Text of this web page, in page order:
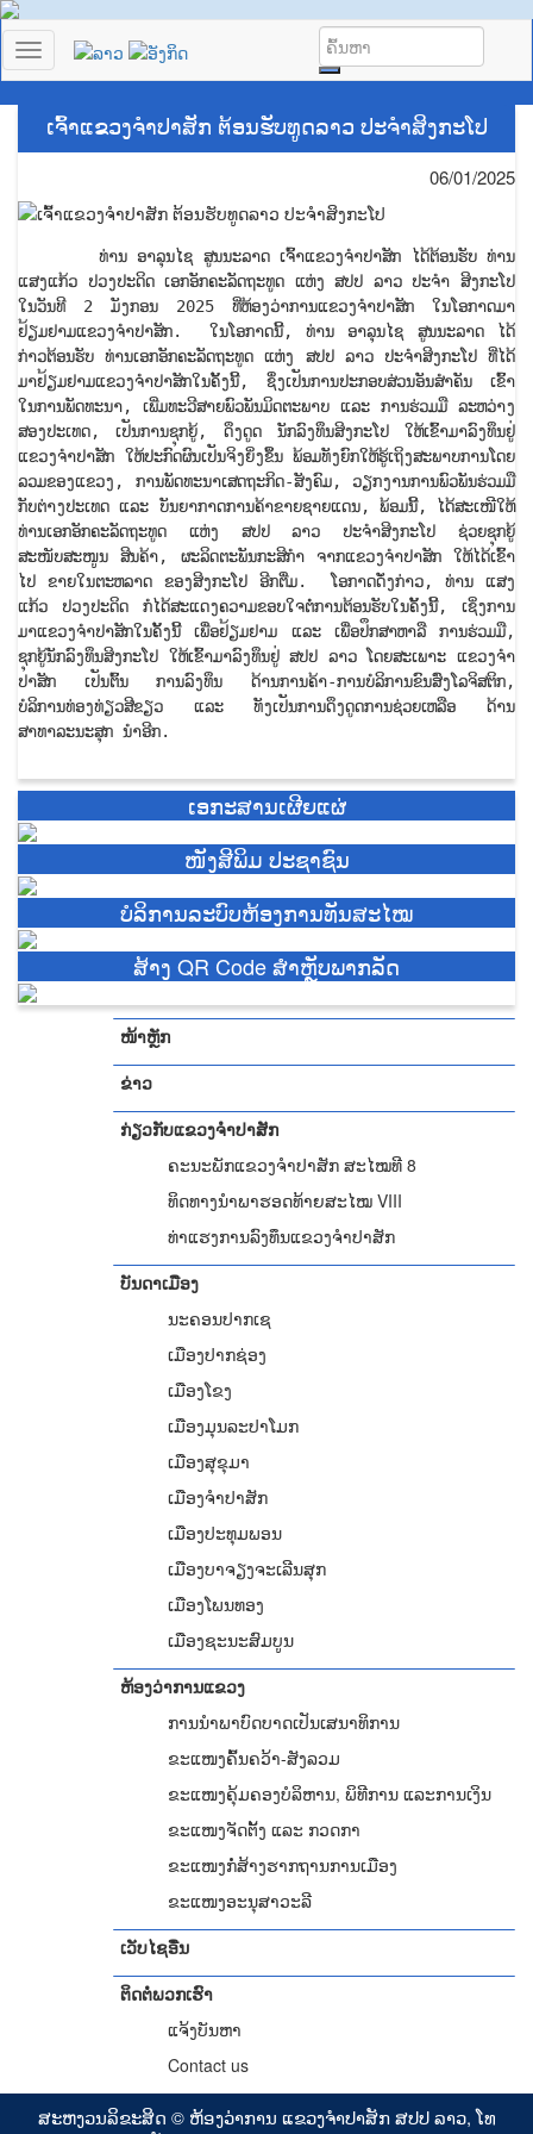
Toggle
navigation
ເຈົ້າແຂວງຈຳປາສັກ ຕ້ອນຮັບທູດລາວ ປະຈໍາສິງກະໂປ
06/01/2025
ທ່ານ ອາລຸນໄຊ ສູນນະລາດ ເຈົ້າແຂວງຈຳປາສັກ ໄດ້ຕ້ອນຮັບ ທ່ານ
ແສງແກ້ວ ປວງປະດິດ ເອກອັກຄະລັດຖະທູດ ແຫ່ງ ສປປ ລາວ ປະຈໍາ ສິງກະໂປ
ໃນວັນທີ 2 ມັງກອນ 2025 ທີ່ຫ້ອງວ່າການແຂວງຈຳປາສັກ ໃນໂອກາດມາ
ຢ້ຽມຢາມແຂວງຈຳປາສັກ. ໃນໂອກາດນີ້, ທ່ານ ອາລຸນໄຊ ສູນນະລາດ ໄດ້
ກ່າວຕ້ອນຮັບ ທ່ານເອກອັກຄະລັດຖະທູດ ແຫ່ງ ສປປ ລາວ ປະຈໍາສິງກະໂປ ທີ່ໄດ້
ມາຢ້ຽມຢາມແຂວງຈຳປາສັກໃນຄັ້ງນີ້, ຊຶ່ງເປັນການປະກອບສ່ວນອັນສຳຄັນ ເຂົ້າ
ໃນການພັດທະນາ, ເພີ່ມທະວີສາຍພົວພັນມິດຕະພາບ ແລະ ການຮ່ວມມື ລະຫວ່າງ
ສອງປະເທດ, ເປັນການຊຸກຍູ້, ດຶງດູດ ນັກລົງທຶນສິງກະໂປ ໃຫ້ເຂົ້າມາລົງທຶນຢູ່
ແຂວງຈຳປາສັກ ໃຫ້ປະກົດຜົນເປັນຈິງຍິ່ງຂຶ້ນ ພ້ອມທັງຍົກໃຫ້ຮູ້ເຖິງສະພາບການໂດຍ
ລວມຂອງແຂວງ, ການພັດທະນາເສດຖະກິດ-ສັງຄົມ, ວຽກງານການພົວພັນຮ່ວມມື
ກັບຕ່າງປະເທດ ແລະ ບັນຍາກາດການຄ້າຂາຍຊາຍແດນ, ພ້ອມນີ້, ໄດ້ສະເໜີໃຫ້
ທ່ານເອກອັກຄະລັດຖະທູດ ແຫ່ງ ສປປ ລາວ ປະຈໍາສິງກະໂປ ຊ່ວຍຊຸກຍູ້
ສະໜັບສະໜູນ ສິນຄ້າ, ຜະລິດຕະພັນກະສິກຳ ຈາກແຂວງຈຳປາສັກ ໃຫ້ໄດ້ເຂົ້າ
ໄປ ຂາຍໃນຕະຫລາດ ຂອງສິງກະໂປ ອີກຕື່ມ. ໂອກາດດັ່ງກ່າວ, ທ່ານ ແສງ
ແກ້ວ ປວງປະດິດ ກໍໄດ້ສະແດງຄວາມຂອບໃຈຕໍ່ການຕ້ອນຮັບໃນຄັ້ງນີ້, ເຊິ່ງການ
ມາແຂວງຈຳປາສັກໃນຄັ້ງນີ້ ເພື່ອຢ້ຽມຢາມ ແລະ ເພື່ອປຶກສາຫາລື ການຮ່ວມມື,
ຊຸກຍູ້ນັກລົງທຶນສິງກະໂປ ໃຫ້ເຂົ້າມາລົງທຶນຢູ່ ສປປ ລາວ ໂດຍສະເພາະ ແຂວງຈຳ
ປາສັກ ເປັນຕົ້ນ ການລົງທຶນ ດ້ານການຄ້າ-ການບໍລິການຂົນສົ່ງໂລຈິສຕິກ,
ບໍລິການທ່ອງທ່ຽວສີຂຽວ ແລະ ທັງເປັນການດຶງດູດການຊ່ວຍເຫລືອ ດ້ານ
ສາທາລະນະສຸກ ນຳອີກ.
ເອກະສານເຜີຍແຜ່
ໜັງສີພິມ ປະຊາຊົນ
ບໍ​ລິ​ການ​ລະບົບຫ້ອງການທັນສະໄໝ
ສ້າງ QR Code ສຳຫຼັບພາກລັດ
ໜ້າຫຼັກ
ຂ່າວ
ກ່ຽວກັບແຂວງຈຳປາສັກ
ຄະນະພັກແຂວງຈຳປາສັກ ສະໄໝທີ 8
ທິດທາງນໍາພາຮອດທ້າຍສະໄໝ VIII
ທ່າແຮງການລົງທຶນແຂວງຈໍາປາສັກ
ບັນດາເມືອງ
ນະຄອນປາກເຊ
ເມືອງປາກຊ່ອງ
ເມືອງໂຂງ
ເມືອງມຸນລະປາໂມກ
ເມືອງສຸຂຸມາ
ເມືອງຈຳປາສັກ
ເມືອງປະທຸມພອນ
ເມືອງບາຈຽງຈະເລີນສຸກ
ເມືອງໂພນທອງ
ເມືອງຊະນະສົມບູນ
ຫ້ອງວ່າການແຂວງ
ການ​​ນຳພາ​ບົດບາດ​​ເປັນເສນາ​ທິການ
ຂະແໜງຄົ້ນຄວ້າ-ສັງລວມ
ຂະແໜງຄຸ້ມຄອງບໍລິຫານ, ພິທີການ ແລະການເງິນ
ຂະແໜງຈັດຕັ້ງ ແລະ ກວດກາ
ຂະແໜງກໍ່ສ້າງຮາກຖານການເມືອງ
ຂະແໜງອະນຸສາວະລີ
ເວັບໄຊອື່ນ
ຕິດຕໍ່ພວກເຮົາ
ແຈ້ງບັນຫາ
Contact us
ສະ​ຫງວນ​ລິ​ຂະ​ສິດ © ຫ້ອງວ່າການ ແຂວງ​ຈຳປາສັກ ​ສປປ​ ລາວ, ໂທ​